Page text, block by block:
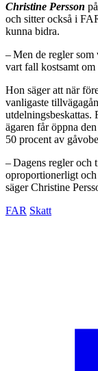
Christine Persson
och sitter också i
kunna bidra.
– Men de regler
vart fall kostsamt om
Hon säger att när
vanligaste
utdelningsbeskattas.
ägaren får öppna
50 procent av
– Dagens regler och
oproportionerligt
säger Christine
FAR Skatt